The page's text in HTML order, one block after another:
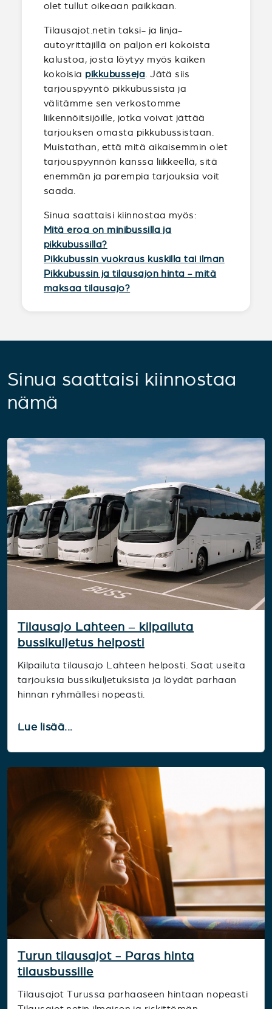
olet tullut oikeaan paikkaan.
Tilausajot.netin taksi- ja linja-
autoyrittäjillä on paljon eri kokoista
kalustoa, josta löytyy myös kaiken
kokoisia pikkubusseja . Jätä siis
tarjouspyyntö pikkubussista ja
välitämme sen verkostomme
liikennöitsijöille, jotka voivat jättää
tarjouksen omasta pikkubussistaan.
Muistathan, että mitä aikaisemmin olet
tarjouspyynnön kanssa liikkeellä, sitä
enemmän ja parempia tarjouksia voit
saada.
Sinua saattaisi kiinnostaa myös:
Mitä eroa on minibussilla ja
pikkubussilla?
Pikkubussin vuokraus kuskilla tai ilman
Pikkubussin ja tilausajon hinta - mitä
maksaa tilausajo?
Sinua saattaisi kiinnostaa
nämä
Tilausajo Lahteen – kilpailuta
bussikuljetus helposti
Kilpailuta tilausajo Lahteen helposti. Saat useita
tarjouksia bussikuljetuksista ja löydät parhaan
hinnan ryhmällesi nopeasti.
Lue lisää...
Turun tilausajot - Paras hinta
tilausbussille
Tilausajot Turussa parhaaseen hintaan nopeasti